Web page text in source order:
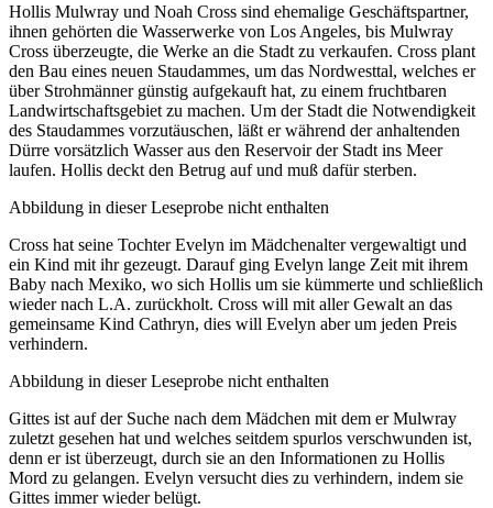
Hollis Mulwray und Noah Cross sind ehemalige Geschäftspartner,
ihnen gehörten die Wasserwerke von Los Angeles, bis Mulwray
Cross überzeugte, die Werke an die Stadt zu verkaufen. Cross plant
den Bau eines neuen Staudammes, um das Nordwesttal, welches er
über Strohmänner günstig aufgekauft hat, zu einem fruchtbaren
Landwirtschaftsgebiet zu machen. Um der Stadt die Notwendigkeit
des Staudammes vorzutäuschen, läßt er während der anhaltenden
Dürre vorsätzlich Wasser aus den Reservoir der Stadt ins Meer
laufen. Hollis deckt den Betrug auf und muß dafür sterben.
Abbildung in dieser Leseprobe nicht enthalten
Cross hat seine Tochter Evelyn im Mädchenalter vergewaltigt und
ein Kind mit ihr gezeugt. Darauf ging Evelyn lange Zeit mit ihrem
Baby nach Mexiko, wo sich Hollis um sie kümmerte und schließlich
wieder nach L.A. zurückholt. Cross will mit aller Gewalt an das
gemeinsame Kind Cathryn, dies will Evelyn aber um jeden Preis
verhindern.
Abbildung in dieser Leseprobe nicht enthalten
Gittes ist auf der Suche nach dem Mädchen mit dem er Mulwray
zuletzt gesehen hat und welches seitdem spurlos verschwunden ist,
denn er ist überzeugt, durch sie an den Informationen zu Hollis
Mord zu gelangen. Evelyn versucht dies zu verhindern, indem sie
Gittes immer wieder belügt.